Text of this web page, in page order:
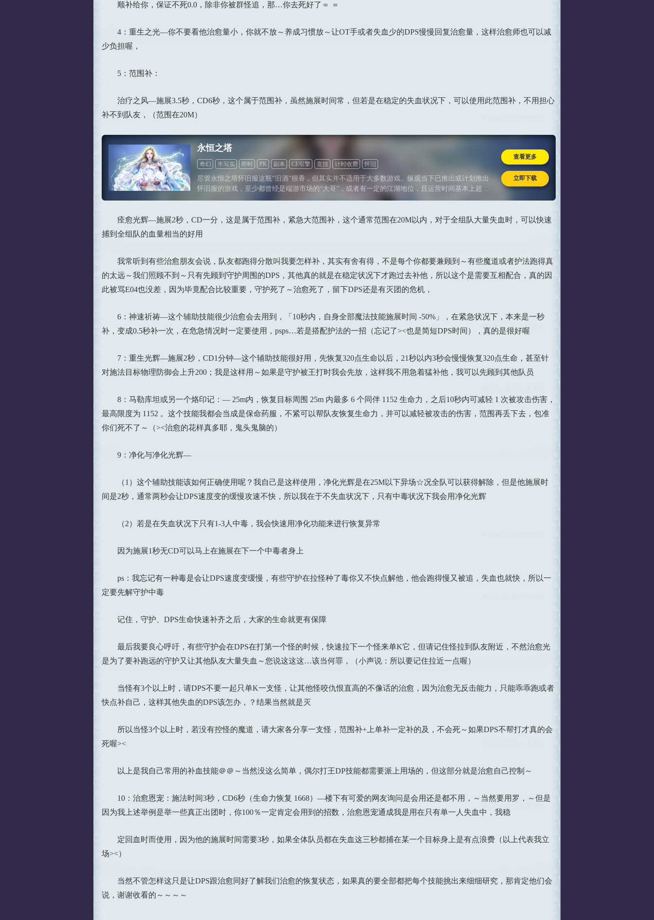
顺补给你，保证不死0.0，除非你被群怪追，那…你去死好了＝ ＝
4：重生之光—你不要看他治愈量小，你就不放～养成习惯放～让OT手或者失血少的DPS慢慢回复治愈量，这样治愈师也可以减
少负担喔，
5：范围补：
治疗之风—施展3.5秒，CD6秒，这个属于范围补，虽然施展时间常，但若是在稳定的失血状况下，可以使用此范围补，不用担心
补不到队友，（范围在20M）
永恒之塔
奇幻 半写实 即时 PK 副本 CE引擎 竞技 计时收费 怀旧
尽管永恒之塔怀旧服这瓶“旧酒”很香，但其实并不适用于大多数游戏。纵观当下已推出或计划推出
怀旧服的游戏，至少都曾经是端游市场的“大哥”，或者有一定的江湖地位，且运营时间基本上超过
十年。结合心理学角度看，“怀旧”行为本身就是以情感为导向，没有足够的玩家基数与情怀沉淀的
当年游戏没能大火的一份遗憾的弥补。
查看更多
立即下载
痊愈光辉—施展2秒，CD一分，这是属于范围补，紧急大范围补，这个通常范围在20M以内，对于全组队大量失血时，可以快速
捕到全组队的血量相当的好用
我常听到有些治愈朋友会说，队友都跑得分散叫我要怎样补，其实有舍有得，不是每个你都要兼顾到～有些魔道或者护法跑得真
的太远～我们照顾不到～只有先顾到守护周围的DPS，其他真的就是在稳定状况下才跑过去补他，所以这个是需要互相配合，真的因
此被骂E04也没差，因为毕竟配合比较重要，守护死了～治愈死了，留下DPS还是有灭团的危机，
6：神速祈祷—这个辅助技能很少治愈会去用到，「10秒内，自身全部魔法技能施展时间 -50%」，在紧急状况下，本来是一秒
补，变成0.5秒补一次，在危急情况时一定要使用，psps…若是搭配护法的一招（忘记了><也是简短DPS时间），真的是很好喔
7：重生光辉—施展2秒，CD1分钟—这个辅助技能很好用，先恢复320点生命以后，21秒以内3秒会慢慢恢复320点生命，甚至针
对施法目标物理防御会上升200；我是这样用～如果是守护被王打时我会先放，这样我不用急着猛补他，我可以先顾到其他队员
8：马勒库坦或另一个烙印记：— 25m内，恢复目标周围 25m 内最多 6 个同伴 1152 生命力，之后10秒内可减轻 1 次被攻击伤害，
最高限度为 1152 。这个技能我都会当成是保命药服，不紧可以帮队友恢复生命力，并可以减轻被攻击的伤害，范围再丢下去，包准
你们死不了～（><治愈的花样真多耶，鬼头鬼脑的）
9：净化与净化光辉—
（1）这个辅助技能该如何正确使用呢？我自己是这样使用，净化光辉是在25M以下异场☆况全队可以获得解除，但是他施展时
间是2秒，通常两秒会让DPS速度变的缓慢攻速不快，所以我在于不失血状况下，只有中毒状况下我会用净化光辉
（2）若是在失血状况下只有1-3人中毒，我会快速用净化功能来进行恢复异常
因为施展1秒无CD可以马上在施展在下一个中毒者身上
ps：我忘记有一种毒是会让DPS速度变缓慢，有些守护在拉怪种了毒你又不快点解他，他会跑得慢又被追，失血也就快，所以一
定要先解守护中毒
记住，守护、DPS生命快速补齐之后，大家的生命就更有保障
最后我要良心呼吁，有些守护会在DPS在打第一个怪的时候，快速拉下一个怪来单K它，但请记住怪拉到队友附近，不然治愈光
是为了要补跑远的守护又让其他队友大量失血～您说这这这…该当何罪，（小声说：所以要记住拉近一点喔）
当怪有3个以上时，请DPS不要一起只单K一支怪，让其他怪咬仇恨直高的不像话的治愈，因为治愈无反击能力，只能乖乖跑或者
快点补自己，这样其他失血的DPS该怎办，？结果当然就是灭
所以当怪3个以上时，若没有控怪的魔道，请大家各分享一支怪，范围补+上单补一定补的及，不会死～如果DPS不帮打才真的会
死喔><
以上是我自己常用的补血技能＠＠～当然没这么简单，偶尔打王DP技能都需要派上用场的，但这部分就是治愈自己控制～
10：治愈恩宠：施法时间3秒，CD6秒（生命力恢复 1668）—楼下有可爱的网友询问是会用还是都不用，～当然要用罗，～但是
因为我上述举例是举一些真正出团时，你100％一定肯定会用到的招数，治愈恩宠通成我是用在只有单一人失血中，我稳
定回血时而使用，因为他的施展时间需要3秒，如果全体队员都在失血这三秒都捕在某一个目标身上是有点浪费（以上代表我立
场><）
当然不管怎样这只是让DPS跟治愈同好了解我们治愈的恢复状态，如果真的要全部都把每个技能挑出来细细研究，那肯定他们会
说，谢谢收看的～～～～